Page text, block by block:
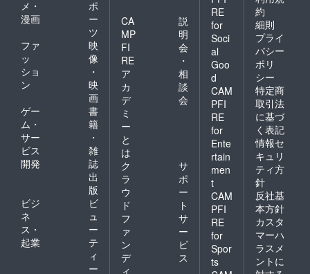
メ・
漫画
ポ
ー
ツ
ファ
ッ
ショ
ン
映
像
・
映
画
ゲー
ム・
サー
ビス
開発
書
籍
・
雑
誌
出
版
ビジ
ネ
ス・
起業
ビ
ュ
ー
テ
ィ
ー
CA
MP
FI
RE
ア
カ
デ
ミ
ー
と
は
説
明
会
・
相
談
会
ク
ラ
ウ
ド
フ
ァ
ン
デ
ィ
サ
ポ
ー
ト
サ
ー
ビ
ス
RE
for
Soci
al
Goo
d
CAM
PFI
RE
for
Ente
rtain
men
t
CAM
PFI
RE
for
Spor
ts
約
細則
プライ
バシー
ポリ
シー
特定商
取引法
に基づ
く表記
情報セ
キュリ
ティ方
針
反社基
本方針
カスタ
マーハ
ラスメ
ントに